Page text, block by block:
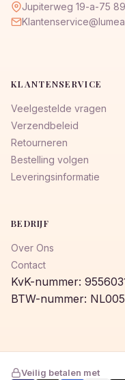
Jupiterweg 19-a-75
KLANTENSERVICE
Veelgestelde vragen
Verzendbeleid
Retourneren
Bestelling volgen
Leveringsinformatie
BEDRIJF
Over Ons
Contact
KvK-nummer:
BTW-nummer:
Veilig betalen met